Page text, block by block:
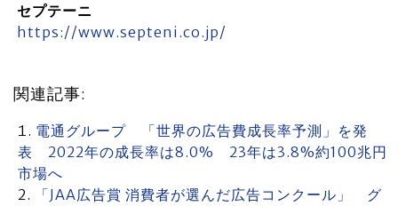
セプテーニ
https://www.septeni.co.jp/
関連記事:
電通グループ 「世界の広告費成長率予測」を発
表 2022年の成長率は8.0% 23年は3.8%約100兆円
市場へ
「JAA広告賞 消費者が選んだ広告コンクール」 グ